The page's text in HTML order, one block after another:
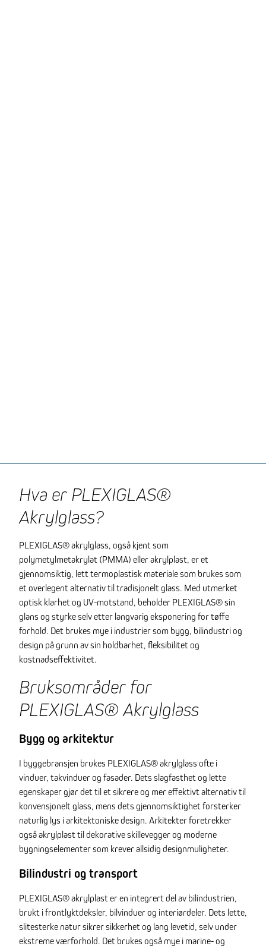
Hva er PLEXIGLAS®
Akrylglass?
PLEXIGLAS® akrylglass, også kjent som
polymetylmetakrylat (PMMA) eller akrylplast, er et
gjennomsiktig, lett termoplastisk materiale som brukes som
et overlegent alternativ til tradisjonelt glass. Med utmerket
optisk klarhet og UV-motstand, beholder PLEXIGLAS® sin
glans og styrke selv etter langvarig eksponering for tøffe
forhold. Det brukes mye i industrier som bygg, bilindustri og
design på grunn av sin holdbarhet, fleksibilitet og
kostnadseffektivitet.
Bruksområder for
PLEXIGLAS® Akrylglass
Bygg og arkitektur
I byggebransjen brukes PLEXIGLAS® akrylglass ofte i
vinduer, takvinduer og fasader. Dets slagfasthet og lette
egenskaper gjør det til et sikrere og mer effektivt alternativ til
konvensjonelt glass, mens dets gjennomsiktighet forsterker
naturlig lys i arkitektoniske design. Arkitekter foretrekker
også akrylplast til dekorative skillevegger og moderne
bygningselementer som krever allsidig designmuligheter.
Bilindustri og transport
PLEXIGLAS® akrylplast er en integrert del av bilindustrien,
brukt i frontlyktdeksler, bilvinduer og interiørdeler. Dets lette,
slitesterke natur sikrer sikkerhet og lang levetid, selv under
ekstreme værforhold. Det brukes også mye i marine- og